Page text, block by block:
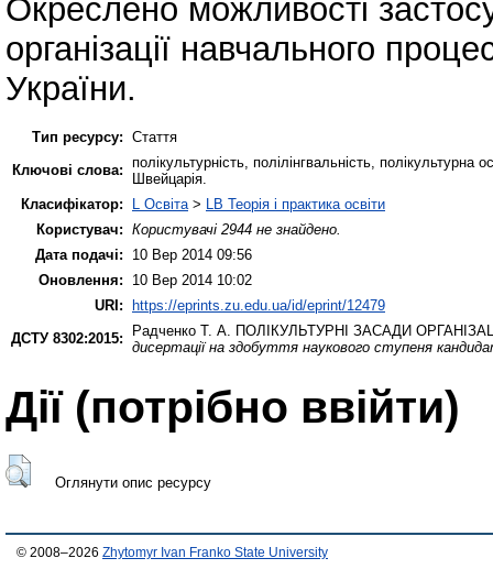
Окреслено можливості
організації навчального
України.
Тип ресурсу: Стаття
Ключові слова: полікультурність, полілінгвальність,
Швейцарія.
Класифікатор:
L Освіта > LB Теорія і практика освіти
Користувач: Користувачі 2944 не знайдено.
Дата подачі:
10 Вер 2014 09:56
Оновлення:
10 Вер 2014 10:02
URI: https://eprints.zu.edu.ua/id/eprint/12479
ДСТУ 8302:2015:
Радченко Т. А. ПОЛІКУЛЬТУРНІ ЗАСАДИ
дисертації на здобуття наукового ступеня
Дії ​​(потрібно ввійти)
Оглянути опис ресурсу
© 2008–2026 Zhytomyr Ivan Franko State University